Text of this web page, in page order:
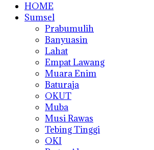
HOME
Sumsel
Prabumulih
Banyuasin
Lahat
Empat Lawang
Muara Enim
Baturaja
OKUT
Muba
Musi Rawas
Tebing Tinggi
OKI